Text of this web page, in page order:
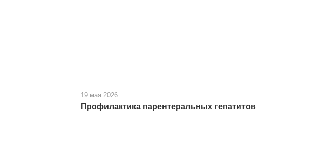
Профилактика парентеральных гепатитов
19 мая 2026